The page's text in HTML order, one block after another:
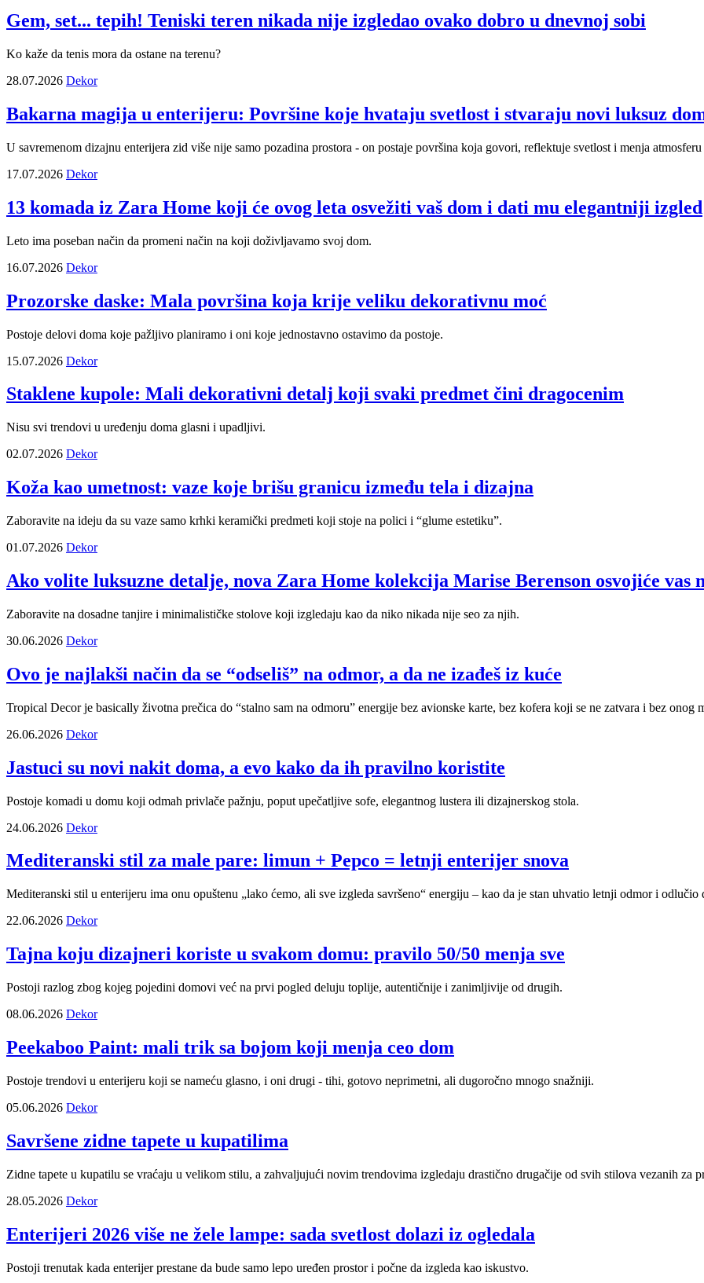
Gem, set... tepih! Teniski teren nikada nije izgledao ovako dobro u dnevnoj sobi
Ko kaže da tenis mora da ostane na terenu?
28.07.2026 Dekor
Bakarna magija u enterijeru: Površine koje hvataju svetlost i stvaraju novi luksuz
U savremenom dizajnu enterijera zid više nije samo pozadina prostora - on postaje površina koja govori, reflektuje svetlost i menja atmosferu
17.07.2026 Dekor
13 komada iz Zara Home koji će ovog leta osvežiti vaš dom i dati mu elegantniji izgled
Leto ima poseban način da promeni način na koji doživljavamo svoj dom.
16.07.2026 Dekor
Prozorske daske: Mala površina koja krije veliku dekorativnu moć
Postoje delovi doma koje pažljivo planiramo i oni koje jednostavno ostavimo da postoje.
15.07.2026 Dekor
Staklene kupole: Mali dekorativni detalj koji svaki predmet čini dragocenim
Nisu svi trendovi u uređenju doma glasni i upadljivi.
02.07.2026 Dekor
Koža kao umetnost: vaze koje brišu granicu između tela i dizajna
Zaboravite na ideju da su vaze samo krhki keramički predmeti koji stoje na polici i “glume estetiku”.
01.07.2026 Dekor
Ako volite luksuzne detalje, nova Zara Home kolekcija Marise Berenson osvojiće vas
Zaboravite na dosadne tanjire i minimalističke stolove koji izgledaju kao da niko nikada nije seo za njih.
30.06.2026 Dekor
Ovo je najlakši način da se “odseliš” na odmor, a da ne izađeš iz kuće
Tropical Decor je basically životna prečica do “stalno sam na odmoru” energije bez avionske karte, bez kofera koji se ne zatvara i bez onog
26.06.2026 Dekor
Jastuci su novi nakit doma, a evo kako da ih pravilno koristite
Postoje komadi u domu koji odmah privlače pažnju, poput upečatljive sofe, elegantnog lustera ili dizajnerskog stola.
24.06.2026 Dekor
Mediteranski stil za male pare: limun + Pepco = letnji enterijer snova
Mediteranski stil u enterijeru ima onu opuštenu „lako ćemo, ali sve izgleda savršeno“ energiju – kao da je stan uhvatio letnji odmor i odlučio
22.06.2026 Dekor
Tajna koju dizajneri koriste u svakom domu: pravilo 50/50 menja sve
Postoji razlog zbog kojeg pojedini domovi već na prvi pogled deluju toplije, autentičnije i zanimljivije od drugih.
08.06.2026 Dekor
Peekaboo Paint: mali trik sa bojom koji menja ceo dom
Postoje trendovi u enterijeru koji se nameću glasno, i oni drugi - tihi, gotovo neprimetni, ali dugoročno mnogo snažniji.
05.06.2026 Dekor
Savršene zidne tapete u kupatilima
Zidne tapete u kupatilu se vraćaju u velikom stilu, a zahvaljujući novim trendovima izgledaju drastično drugačije od svih stilova vezanih za
28.05.2026 Dekor
Enterijeri 2026 više ne žele lampe: sada svetlost dolazi iz ogledala
Postoji trenutak kada enterijer prestane da bude samo lepo uređen prostor i počne da izgleda kao iskustvo.